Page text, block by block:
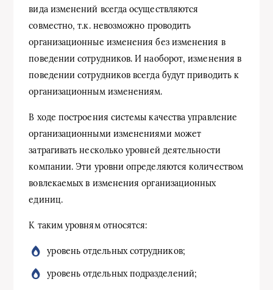
вида изменений всегда осуществляются
совместно, т.к. невозможно проводить
организационные изменения без изменения в
поведении сотрудников. И наоборот, изменения в
поведении сотрудников всегда будут приводить к
организационным изменениям.
В ходе построения системы качества управление
организационными изменениями может
затрагивать несколько уровней деятельности
компании. Эти уровни определяются количеством
вовлекаемых в изменения организационных
единиц.
К таким уровням относятся:
уровень отдельных сотрудников;
уровень отдельных подразделений;